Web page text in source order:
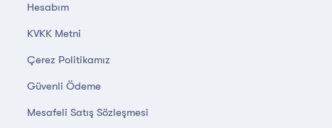
Hesabım
KVKK Metni
Çerez Politikamız
Güvenli Ödeme
Mesafeli Satış Sözleşmesi